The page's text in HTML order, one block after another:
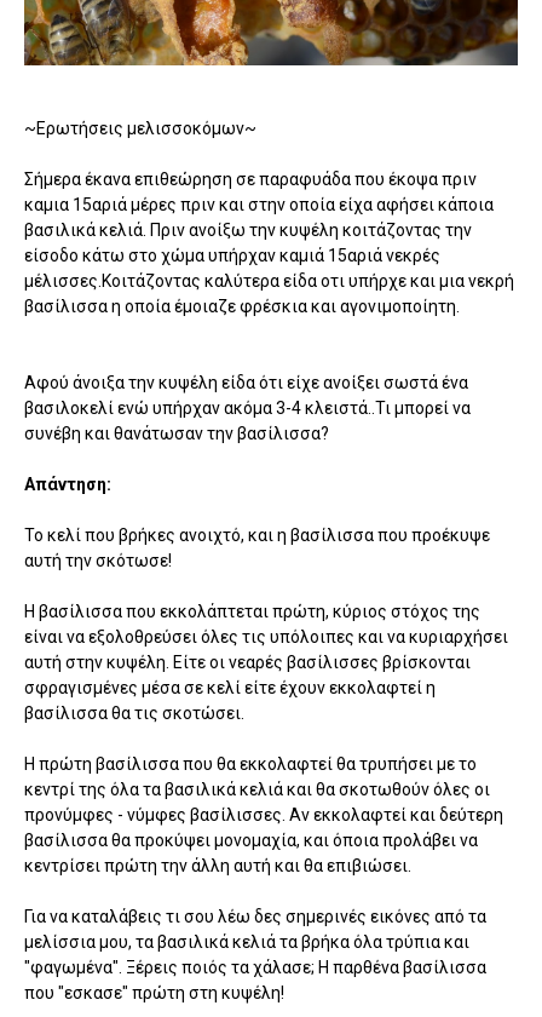
~Ερωτήσεις μελισσοκόμων~
Σήμερα έκανα επιθεώρηση σε παραφυάδα που έκοψα πριν
καμια 15αριά μέρες πριν και στην οποία είχα αφήσει κάποια
βασιλικά κελιά. Πριν ανοίξω την κυψέλη κοιτάζοντας την
είσοδο κάτω στο χώμα υπήρχαν καμιά 15αριά νεκρές
μέλισσες.Κοιτάζοντας καλύτερα είδα οτι υπήρχε και μια νεκρή
βασίλισσα η οποία έμοιαζε φρέσκια και αγονιμοποίητη.
Αφού άνοιξα την κυψέλη είδα ότι είχε ανοίξει σωστά ένα
βασιλοκελί ενώ υπήρχαν ακόμα 3-4 κλειστά..Τι μπορεί να
συνέβη και θανάτωσαν την βασίλισσα?
Απάντηση:
Το κελί που βρήκες ανοιχτό, και η βασίλισσα που προέκυψε
αυτή την σκότωσε!
Η βασίλισσα που εκκολάπτεται πρώτη, κύριος στόχος της
είναι να εξολοθρεύσει όλες τις υπόλοιπες και να κυριαρχήσει
αυτή στην κυψέλη. Είτε οι νεαρές βασίλισσες βρίσκονται
σφραγισμένες μέσα σε κελί είτε έχουν εκκολαφτεί η
βασίλισσα θα τις σκοτώσει.
Η πρώτη βασίλισσα που θα εκκολαφτεί θα τρυπήσει με το
κεντρί της όλα τα βασιλικά κελιά και θα σκοτωθούν όλες οι
προνύμφες - νύμφες βασίλισσες. Αν εκκολαφτεί και δεύτερη
βασίλισσα θα προκύψει μονομαχία, και όποια προλάβει να
κεντρίσει πρώτη την άλλη αυτή και θα επιβιώσει.
Για να καταλάβεις τι σου λέω δες σημερινές εικόνες από τα
μελίσσια μου, τα βασιλικά κελιά τα βρήκα όλα τρύπια και
"φαγωμένα". Ξέρεις ποιός τα χάλασε; Η παρθένα βασίλισσα
που "εσκασε" πρώτη στη κυψέλη!